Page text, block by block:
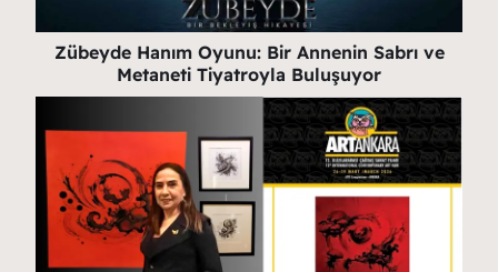
Zübeyde Hanım Oyunu: Bir Annenin Sabrı ve
Metaneti Tiyatroyla Buluşuyor